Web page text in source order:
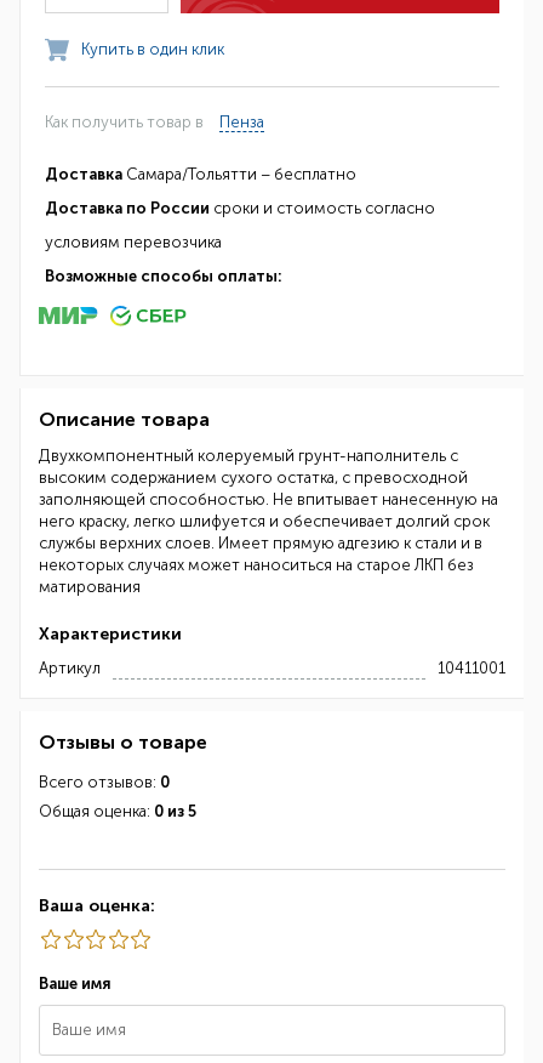
Купить в один клик
Как получить товар в Пенза
Доставка Самара/Тольятти – бесплатно
Доставка по России сроки и стоимость согласно
условиям перевозчика
Возможные способы оплаты:
Описание товара
Двухкомпонентный колеруемый грунт-наполнитель с
высоким содержанием сухого остатка, с превосходной
заполняющей способностью. Не впитывает нанесенную на
него краску, легко шлифуется и обеспечивает долгий срок
службы верхних слоев. Имеет прямую адгезию к стали и в
некоторых случаях может наноситься на старое ЛКП без
матирования
Характеристики
Артикул 10411001
Отзывы о товаре
Всего отзывов: 0
Общая оценка: 0 из 5
Ваша оценка:
Ваше имя